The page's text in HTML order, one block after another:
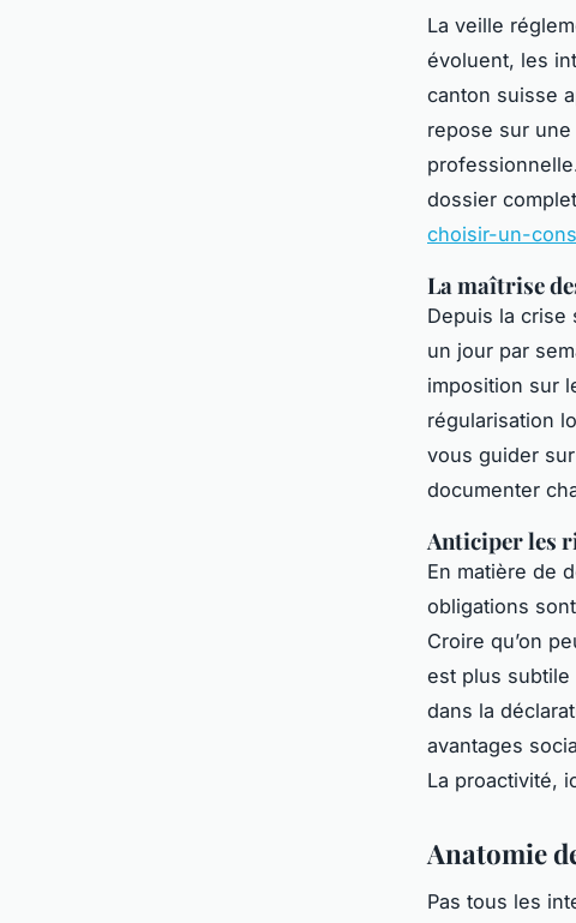
La veille
évoluent, les
canton suisse
repose sur
dossier
choisir-un-
La maîtrise
Depuis la crise
un jour par
imposition sur
régularisation
vous guider
documenter
Anticiper les
En matière de
obligations
Croire qu’on
est plus
dans la
avantages
La proactivité,
Anatomie
Pas tous les